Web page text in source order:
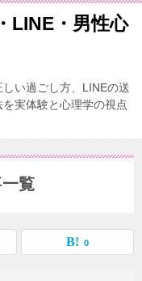
LINE・男性心
い過ごし方、LINEの送
実体験と心理学の視点
覧
0